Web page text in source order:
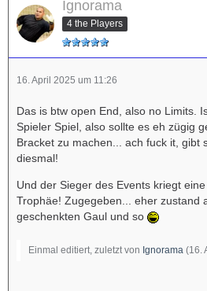
Ignorama
4 the Players
16. April 2025 um 11:26
Das is btw open End, also no Limits.
Spieler Spiel, also sollte es eh zügig
Bracket zu machen... ach fuck it, gibt
diesmal!
Und der Sieger des Events kriegt
Trophäe! Zugegeben... eher zustand
geschenkten Gaul und so
Einmal editiert, zuletzt von Ignorama (16.